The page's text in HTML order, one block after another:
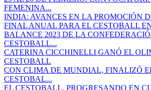
FEMENINA...
INDIA: AVANCES EN LA PROMOCIÓN
FINAL ANUAL PARA EL CESTOBALL
BALANCE 2023 DE LA
CESTOBALL...
CATERINA CICCHINELLI GANÓ EL
CESTOBALL
CON CLIMA DE MUNDIAL, FINALIZÓ
CESTOBAL...
EL CESTOBALL, PROGRESANDO EN